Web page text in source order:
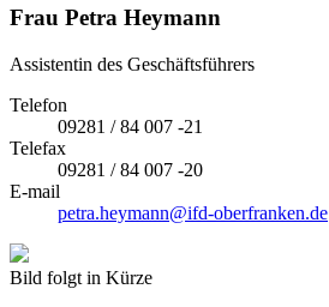
Frau Petra Heymann
Assistentin des Geschäftsführers
Telefon
09281 / 84 007 -21
Telefax
09281 / 84 007 -20
E-mail
petra.heymann@ifd-oberfranken.de
Bild folgt in Kürze